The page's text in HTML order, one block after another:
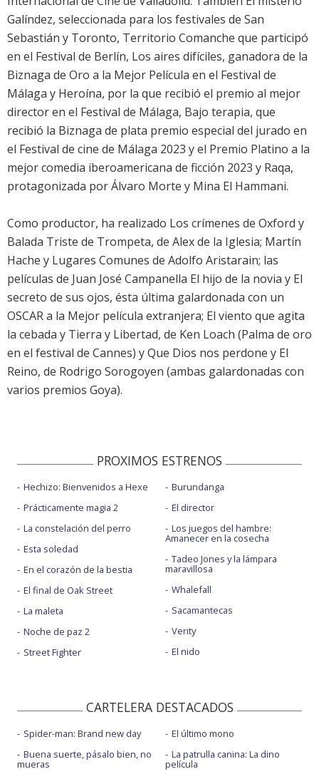
Galíndez, seleccionada para los festivales de San
Sebastián y Toronto, Territorio Comanche que participó
en el Festival de Berlín, Los aires difíciles, ganadora de la
Biznaga de Oro a la Mejor Película en el Festival de
Málaga y Heroína, por la que recibió el premio al mejor
director en el Festival de Málaga, Bajo terapia, que
recibió la Biznaga de plata premio especial del jurado en
el Festival de cine de Málaga 2023 y el Premio Platino a la
mejor comedia iberoamericana de ficción 2023 y Raqa,
protagonizada por Álvaro Morte y Mina El Hammani.
Como productor, ha realizado Los crímenes de Oxford y
Balada Triste de Trompeta, de Alex de la Iglesia; Martín
Hache y Lugares Comunes de Adolfo Aristarain; las
películas de Juan José Campanella El hijo de la novia y El
secreto de sus ojos, ésta última galardonada con un
OSCAR a la Mejor película extranjera; El viento que agita
la cebada y Tierra y Libertad, de Ken Loach (Palma de oro
en el festival de Cannes) y Que Dios nos perdone y El
Reino, de Rodrigo Sorogoyen (ambas galardonadas con
varios premios Goya).
PROXIMOS ESTRENOS
Hechizo: Bienvenidos a Hexe
Prácticamente magia 2
La constelación del perro
Esta soledad
En el corazón de la bestia
El final de Oak Street
La maleta
Noche de paz 2
Street Fighter
Burundanga
El director
Los juegos del hambre:
Amanecer en la cosecha
Tadeo Jones y la lámpara
maravillosa
Whalefall
Sacamantecas
Verity
El nido
CARTELERA DESTACADOS
Spider-man: Brand new day
Buena suerte, pásalo bien, no
mueras
El último mono
La patrulla canina: La dino
película